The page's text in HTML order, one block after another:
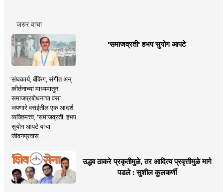
जरुर वाचा
'समाजव्रती' हभप सुयोग आपटे
संघकार्य, बँकिंग, संगीत अन्
कीर्तनाच्या माध्यमातून
समाजप्रबोधनाचा वसा
जपणारे वसईतील एक आदर्श
व्यक्तिमत्त्व, 'समाजव्रती' हभप
सुयोग आपटे यांचा
जीवनप्रवास.....
उद्धव ठाकरे प्रकृतीमुळे, तर आदित्य प्रवृत्तीमुळे मागे
पडले : सुशील कुलकर्णी